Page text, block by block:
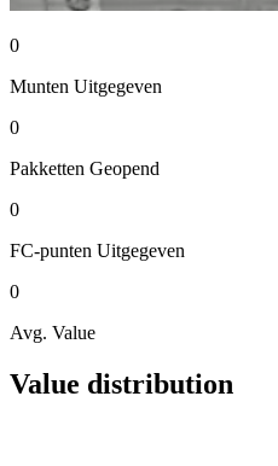
0
Munten Uitgegeven
0
Pakketten Geopend
0
FC-punten Uitgegeven
0
Avg. Value
Value distribution